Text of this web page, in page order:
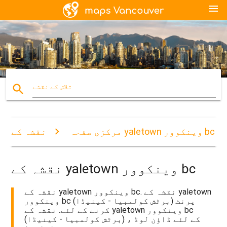
menu
search تلاش کے نقشے
مرکزی صفحہ نقشہ کے yaletown وینکوور bc
نقشہ کے yaletown وینکوور bc
نقشہ کے yaletown وینکوور bc. نقشہ کے yaletown
وینکوور bc (برٹش کولمبیا - کینیڈا) پرنٹ
کرنے کے لئے. نقشہ کے yaletown وینکوور bc
(برٹش کولمبیا - کینیڈا) کے لئے ڈاؤن لوڈ ،